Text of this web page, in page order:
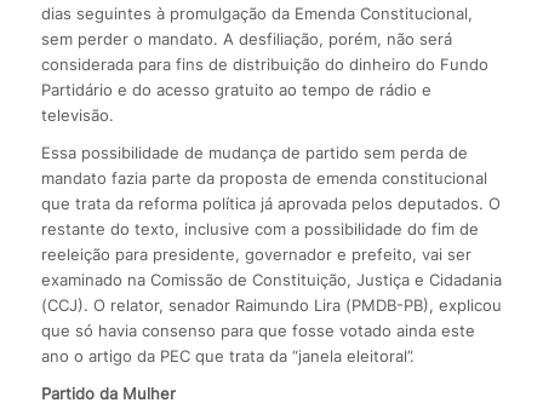
dias seguintes à promulgação da Emenda Constitucional,
sem perder o mandato. A desfiliação, porém, não será
considerada para fins de distribuição do dinheiro do Fundo
Partidário e do acesso gratuito ao tempo de rádio e
televisão.
Essa possibilidade de mudança de partido sem perda de
mandato fazia parte da proposta de emenda constitucional
que trata da reforma política já aprovada pelos deputados. O
restante do texto, inclusive com a possibilidade do fim de
reeleição para presidente, governador e prefeito, vai ser
examinado na Comissão de Constituição, Justiça e Cidadania
(CCJ). O relator, senador Raimundo Lira (PMDB-PB), explicou
que só havia consenso para que fosse votado ainda este
ano o artigo da PEC que trata da “janela eleitoral”.
Partido da Mulher